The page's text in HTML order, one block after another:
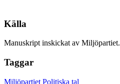
Källa
Manuskript inskickat av Miljöpartiet.
Taggar
Miljöpartiet Politiska tal